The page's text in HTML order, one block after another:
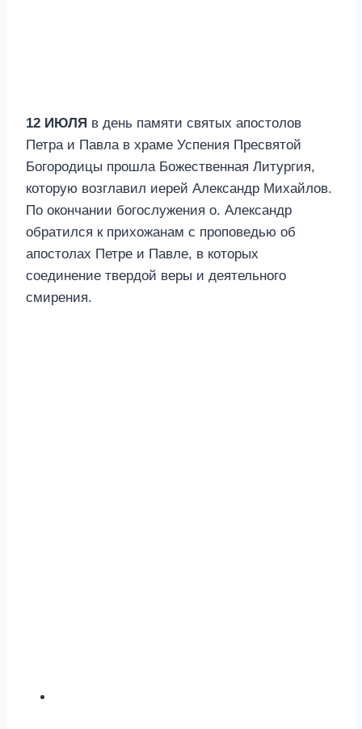
12 ИЮЛЯ в день памяти святых апостолов
Петра и Павла в храме Успения Пресвятой
Богородицы прошла Божественная Литургия,
которую возглавил иерей Александр Михайлов.
По окончании богослужения о. Александр
обратился к прихожанам с проповедью об
апостолах Петре и Павле, в которых
соединение твердой веры и деятельного
смирения.